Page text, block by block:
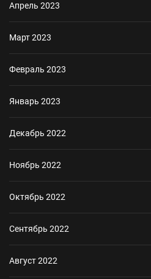
Апрель 2023
Март 2023
Февраль 2023
Январь 2023
Декабрь 2022
Ноябрь 2022
Октябрь 2022
Сентябрь 2022
Август 2022